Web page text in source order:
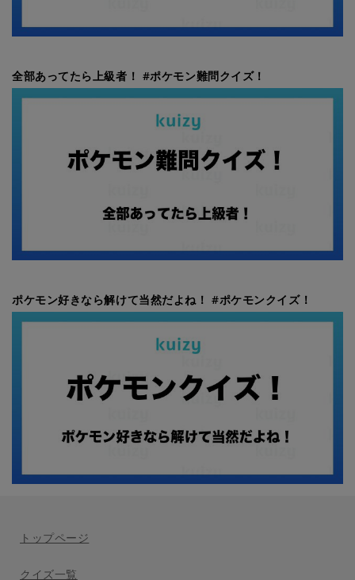
全部あってたら上級者！ #ポケモン難問クイズ！
ポケモン好きなら解けて当然だよね！ #ポケモンクイズ！
トップページ
クイズ一覧